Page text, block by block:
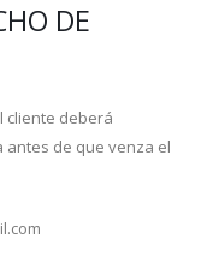
DE
cliente deberá
antes de que venza el